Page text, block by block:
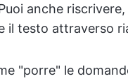
anche
il testo attraverso
"porre" le